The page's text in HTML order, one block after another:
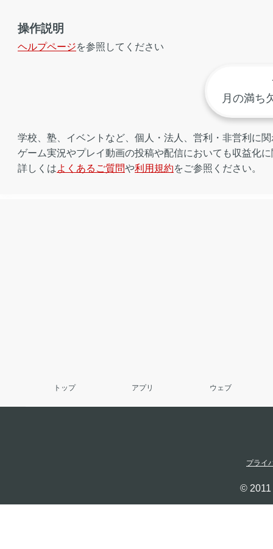
操作説明
ヘルプページを参照してください
月の満ち
学校、塾、イベントなど、個人・法人、営利・非営利に
ゲーム実況やプレイ動画の投稿や配信においても収益化
詳しくはよくあるご質問や利用規約をご参照ください。
トップ アプリ ウェブ
プライ
© 2011